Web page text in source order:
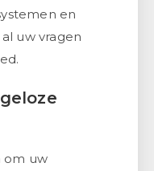
en
uw vragen
om uw